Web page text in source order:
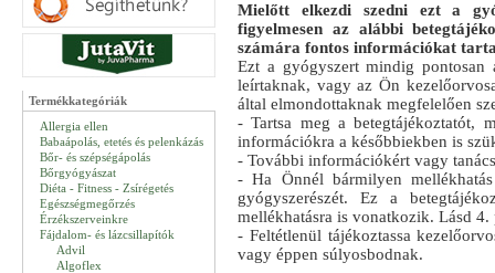
Termékkategóriák
Allergia ellen
Babaápolás, etetés és pelenkázás
Bőr- és szépségápolás
Bőrgyógyászat
Diéta - Fitness - Zsírégetés
Egészségmegőrzés
Érzékszerveinkre
Fájdalom- és lázcsillapítók
Advil
Algoflex
Mielőtt elkezdi szedni ezt a
figyelmesen az alábbi
számára fontos információkat
Ezt a gyógyszert mindig pontosan
leírtaknak, vagy az Ön
által elmondottaknak megfelelően
- Tartsa meg a betegtájékoztatót,
információkra a későbbiekben is
- További információkért vagy
- Ha Önnél bármilyen
gyógyszerészét. Ez a
mellékhatásra is vonatkozik. Lásd 4.
- Feltétlenül tájékoztassa
vagy éppen súlyosbodnak.